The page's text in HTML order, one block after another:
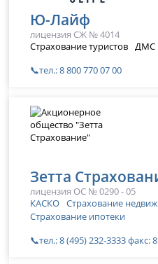
Ю-Лайф
лицензия СЖ № 4014
Страхование туристов ДМС
📞тел.: 8 800 770 07 00
Зетта
лицензия ОС № 0290 - 05
КАСКО Страхование
Страхование ипотеки
📞тел.: 8 (495) 232-3333 факс: